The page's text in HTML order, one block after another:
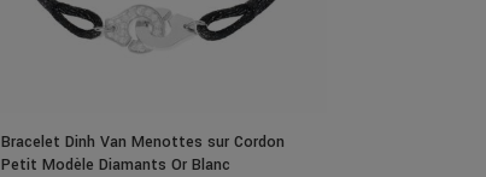
Bracelet Dinh Van Menottes sur Cordon
Petit Modèle Diamants Or Blanc